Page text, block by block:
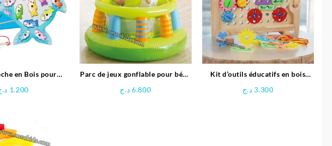
en Bois pour
1.200
Parc de jeux gonflable pour bébé
6.800 د.ج
Kit d’outils éducatifs en bois
3.300 د.ج